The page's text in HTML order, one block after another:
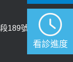
189號
看診進度